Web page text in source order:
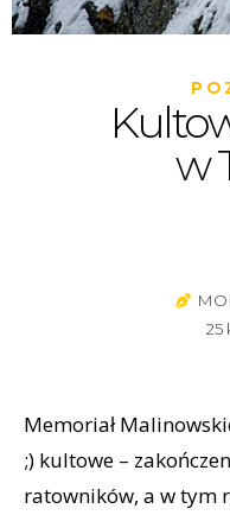
w
25
Memoriał
;) kultowe –
ratowników, a w tym